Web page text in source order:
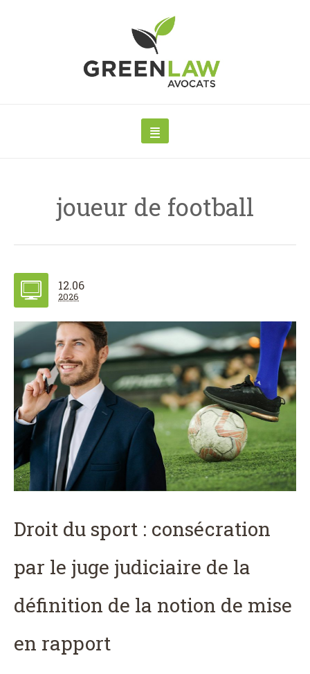
joueur de football
12.06
2026
Droit du sport : consécration
par le juge judiciaire de la
définition de la notion de mise
en rapport